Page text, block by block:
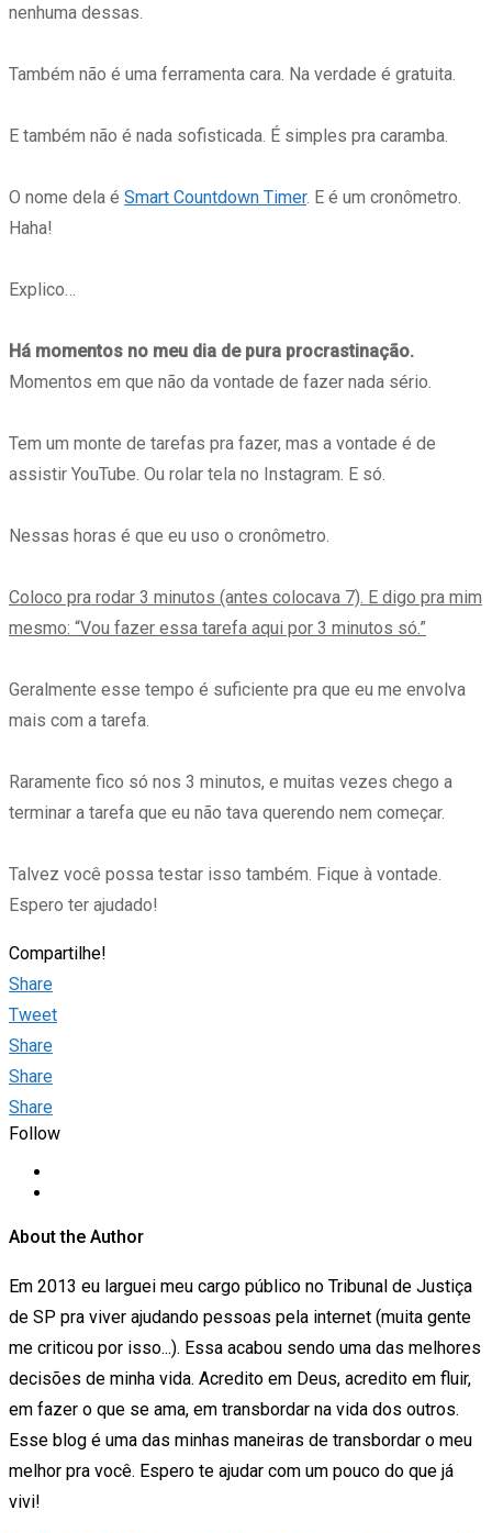
nenhuma dessas.
Também não é uma ferramenta cara. Na verdade é gratuita.
E também não é nada sofisticada. É simples pra caramba.
O nome dela é Smart Countdown Timer. E é um cronômetro.
Haha!
Explico…
Há momentos no meu dia de pura procrastinação.
Momentos em que não da vontade de fazer nada sério.
Tem um monte de tarefas pra fazer, mas a vontade é de
assistir YouTube. Ou rolar tela no Instagram. E só.
Nessas horas é que eu uso o cronômetro.
Coloco pra rodar 3 minutos (antes colocava 7). E digo pra mim
mesmo: “Vou fazer essa tarefa aqui por 3 minutos só.”
Geralmente esse tempo é suficiente pra que eu me envolva
mais com a tarefa.
Raramente fico só nos 3 minutos, e muitas vezes chego a
terminar a tarefa que eu não tava querendo nem começar.
Talvez você possa testar isso também. Fique à vontade.
Espero ter ajudado!
Compartilhe!
Share
Tweet
Share
Share
Share
Follow
About the Author
Em 2013 eu larguei meu cargo público no Tribunal de Justiça
de SP pra viver ajudando pessoas pela internet (muita gente
me criticou por isso...). Essa acabou sendo uma das melhores
decisões de minha vida. Acredito em Deus, acredito em fluir,
em fazer o que se ama, em transbordar na vida dos outros.
Esse blog é uma das minhas maneiras de transbordar o meu
melhor pra você. Espero te ajudar com um pouco do que já
vivi!